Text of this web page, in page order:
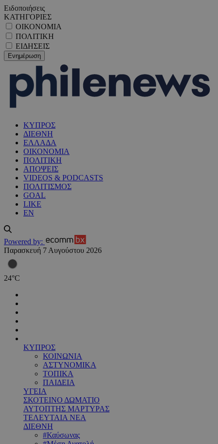
Ειδοποιήσεις
ΚΑΤΗΓΟΡΙΕΣ
ΟΙΚΟΝΟΜΙΑ
ΠΟΛΙΤΙΚΗ
ΕΙΔΗΣΕΙΣ
ΚΥΠΡΟΣ
ΔΙΕΘΝΗ
ΕΛΛΑΔΑ
ΟΙΚΟΝΟΜΙΑ
ΠΟΛΙΤΙΚΗ
ΑΠΟΨΕΙΣ
VIDEOS & PODCASTS
ΠΟΛΙΤΙΣΜΟΣ
GOAL
LIKE
EN
Powered by:
Παρασκευή 7 Αυγούστου 2026
24°C
ΚΥΠΡΟΣ
ΚΟΙΝΩΝΙΑ
ΑΣΤΥΝΟΜΙΚΑ
ΤΟΠΙΚΑ
ΠΑΙΔΕΙΑ
ΥΓΕΙΑ
ΣΚΟΤΕΙΝΟ ΔΩΜΑΤΙΟ
ΑΥΤΟΠΤΗΣ ΜΑΡΤΥΡΑΣ
ΤΕΛΕΥΤΑΙΑ ΝΕΑ
ΔΙΕΘΝΗ
#Καύσωνας